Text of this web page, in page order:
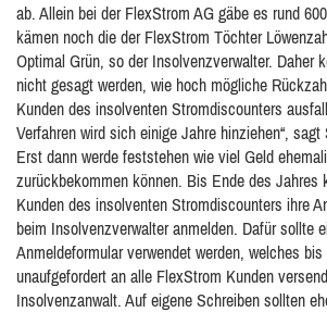
ab. Allein bei der FlexStrom AG gäbe es rund
kämen noch die der FlexStrom Töchter
Optimal Grün, so der Insolvenzverwalter. Daher
nicht gesagt werden, wie hoch mögliche
Kunden des insolventen Stromdiscounters
Verfahren wird sich einige Jahre hinziehen“, sagt
Erst dann werde feststehen wie viel Geld
zurückbekommen können. Bis Ende des Jahres
Kunden des insolventen Stromdiscounters ihre
beim Insolvenzverwalter anmelden. Dafür sollte
Anmeldeformular verwendet werden, welches
unaufgefordert an alle FlexStrom Kunden
Insolvenzanwalt. Auf eigene Schreiben sollten